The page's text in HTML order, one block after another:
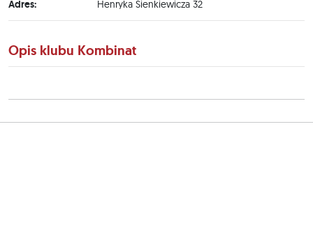
Adres: Henryka Sienkiewicza 32
Opis klubu Kombinat